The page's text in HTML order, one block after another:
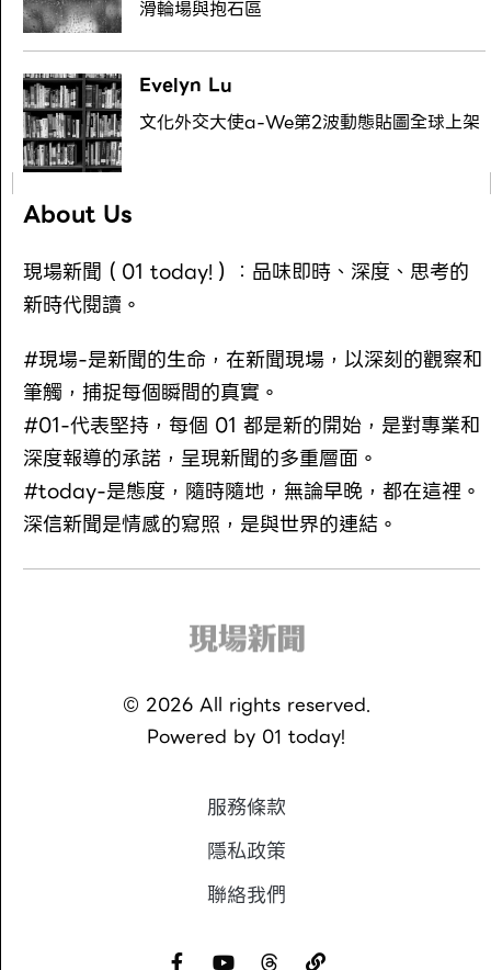
滑輪場與抱石區
Evelyn Lu
文化外交大使a-We第2波動態貼圖全球上架
About Us
現場新聞（01 today!）：品味即時、深度、思考的
新時代閱讀。
#現場-是新聞的生命，在新聞現場，以深刻的觀察和
筆觸，捕捉每個瞬間的真實。
#01-代表堅持，每個 01 都是新的開始，是對專業和
深度報導的承諾，呈現新聞的多重層面。
#today-是態度，隨時隨地，無論早晚，都在這裡。
深信新聞是情感的寫照，是與世界的連結。
© 2026All rights reserved.
Powered by 01 today!
服務條款
隱私政策
聯絡我們